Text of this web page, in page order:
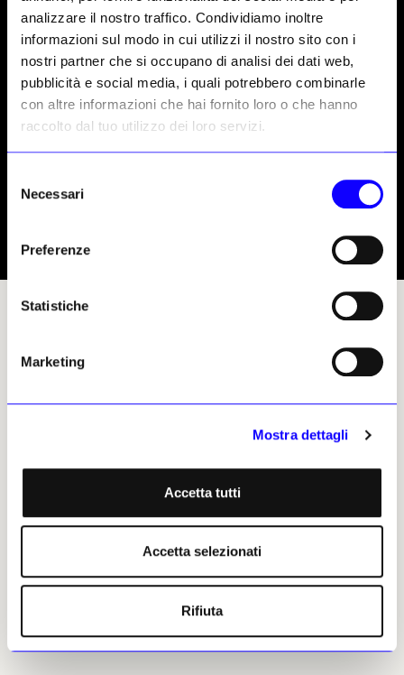
analizzare il nostro traffico. Condividiamo inoltre
informazioni sul modo in cui utilizzi il nostro sito con i
nostri partner che si occupano di analisi dei dati web,
pubblicità e social media, i quali potrebbero combinarle
con altre informazioni che hai fornito loro o che hanno
raccolto dal tuo utilizzo dei loro servizi.
delNecessari
Preferenze
Statistiche
Marketing
Mostra dettagli
Accetta tutti
Accetta selezionati
Rifiuta
Restauratori al lavoro nel cantiere di restauro aperto al pubblico al Sarcofago degli
Sposi, 530-520 a. C., terracotta, 140x202 cm, Roma, Museo Nazionale Etrusco di Villa
Guglielmo Gigliotti